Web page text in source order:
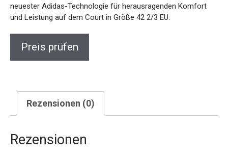
neuester Adidas-Technologie für herausragenden Komfort
und Leistung auf dem Court in Größe 42 2/3 EU.
Preis prüfen
Rezensionen (0)
Rezensionen